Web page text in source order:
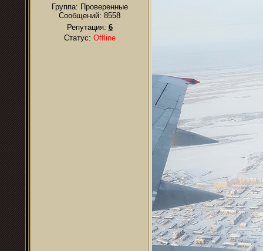
Группа: Проверенные
Сообщений: 8558
Репутация: 6
Статус: Offline